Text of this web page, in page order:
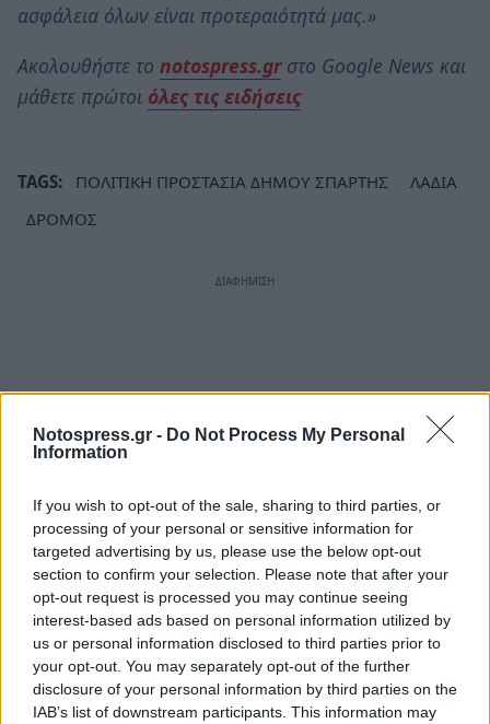
Notospress.gr - Do Not Process My Personal
Information
If you wish to opt-out of the sale, sharing to third parties, or
processing of your personal or sensitive information for
targeted advertising by us, please use the below opt-out
section to confirm your selection. Please note that after your
opt-out request is processed you may continue seeing
interest-based ads based on personal information utilized by
us or personal information disclosed to third parties prior to
your opt-out. You may separately opt-out of the further
disclosure of your personal information by third parties on the
IAB’s list of downstream participants. This information may
ασφάλεια όλων είναι προτεραιότητά μας.»
Ακολουθήστε το notospress.grστο Google News και
μάθετε πρώτοι όλες τις ειδήσεις
TAGS: ΠΟΛΙΤΙΚΗ ΠΡΟΣΤΑΣΙΑ ΔΗΜΟΥ ΣΠΑΡΤΗΣ
ΛΑΔΙΑ
ΔΡΟΜΟΣ